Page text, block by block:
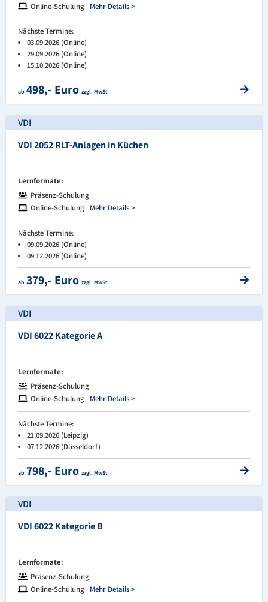
Online-Schulung | Mehr Details >
Nächste Termine:
03.09.2026 (Online)
29.09.2026 (Online)
15.10.2026 (Online)
ab 498,- Euro zzgl. MwSt
VDI
VDI 2052 RLT-Anlagen in Küchen
Lernformate:
Präsenz-Schulung
Online-Schulung | Mehr Details >
Nächste Termine:
09.09.2026 (Online)
09.12.2026 (Online)
ab 379,- Euro zzgl. MwSt
VDI
VDI 6022 Kategorie A
Lernformate:
Präsenz-Schulung
Online-Schulung | Mehr Details >
Nächste Termine:
21.09.2026 (Leipzig)
07.12.2026 (Düsseldorf)
ab 798,- Euro zzgl. MwSt
VDI
VDI 6022 Kategorie B
Lernformate:
Präsenz-Schulung
Online-Schulung | Mehr Details >